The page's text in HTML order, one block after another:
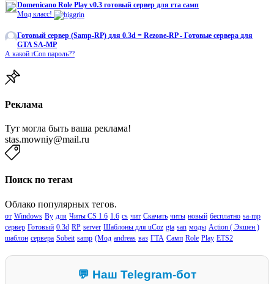
Domenicano Role Play v0.3 готовый сервер для гта самп
Мод класс!
Готовый сервер (Samp-RP) для 0.3d = Rezone-RP - Готовые сервера для
GTA SA-MP
А какой rCon пароль??
Реклама
Тут могла быть ваша реклама!
stas.mowniy@mail.ru
Поиск по тегам
Облако популярных тегов.
от Windows By для Читы CS 1.6 1.6 cs чит Скачать читы новый бесплатно sa-mp
сервер Готовый 0.3d RP server Шаблоны для uCoz gta san моды Action ( Экшен )
шаблон сервера Sobeit samp (Мод andreas ваз ГТА Самп Role Play ETS2
💬 Наш Telegram-бот